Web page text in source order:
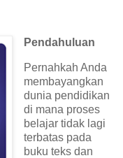
Pendahuluan
Pernahkah Anda
membayangkan
dunia pendidikan
di mana proses
belajar tidak lagi
terbatas pada
buku teks dan